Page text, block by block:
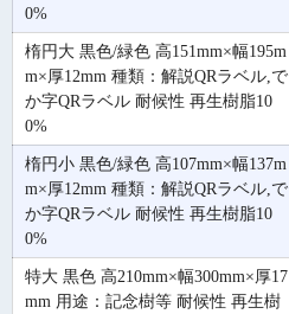
0%
楕円大 黒色/緑色 高151mm×幅195m
m×厚12mm 種類：解説QRラベル,で
か字QRラベル 耐候性 再生樹脂10
0%
楕円小 黒色/緑色 高107mm×幅137m
m×厚12mm 種類：解説QRラベル,で
か字QRラベル 耐候性 再生樹脂10
0%
特大 黒色 高210mm×幅300mm×厚17
mm 用途：記念樹等 耐候性 再生樹